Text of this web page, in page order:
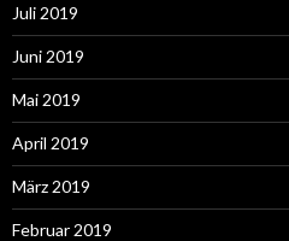
Juli 2019
Juni 2019
Mai 2019
April 2019
März 2019
Februar 2019